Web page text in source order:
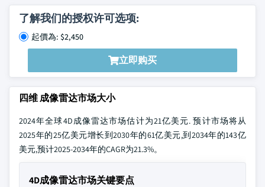
了解我们的授权许可选项:
起價為: $2,450
立即购买
四维 成像雷达市场大小
2024年全球4D成像雷达市场估计为21亿美元. 预计市场将从
2025年的25亿美元增长到2030年的61亿美元,到2034年的143亿
美元,预计2025-2034年的CAGR为21.3%。
4D成像雷达市场关键要点